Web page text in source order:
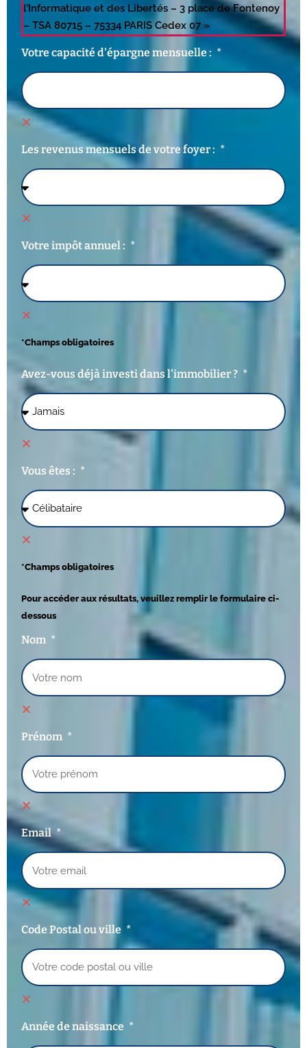
l’Informatique et des Libertés – 3 place de Fontenoy
– TSA 80715 – 75334 PARIS Cedex 07 »
Votre capacité d'épargne mensuelle :
Les revenus mensuels de votre foyer :
Votre impôt annuel :
*Champs obligatoires
Avez-vous déjà investi dans l'immobilier ?
Vous êtes :
*Champs obligatoires
Pour accéder aux résultats, veuillez remplir le formulaire ci-
dessous
Nom
Prénom
Email
Code Postal ou ville
Année de naissance